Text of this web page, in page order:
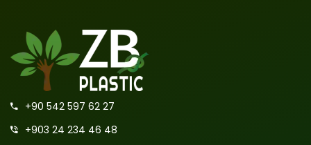
+90 542 597 62 27
+903 24 234 46 48